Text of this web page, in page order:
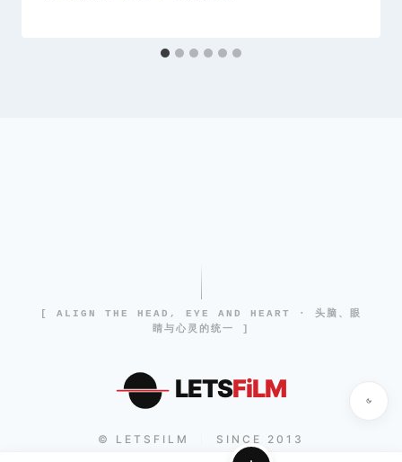
[ ALIGN THE HEAD, EYE AND HEART · 头脑、眼
睛与心灵的统一 ]
LETSFiLM
© LETSFILM SINCE 2013